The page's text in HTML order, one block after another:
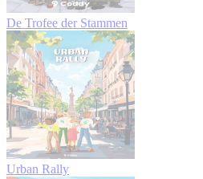
De Trofee der Stammen
Urban Rally